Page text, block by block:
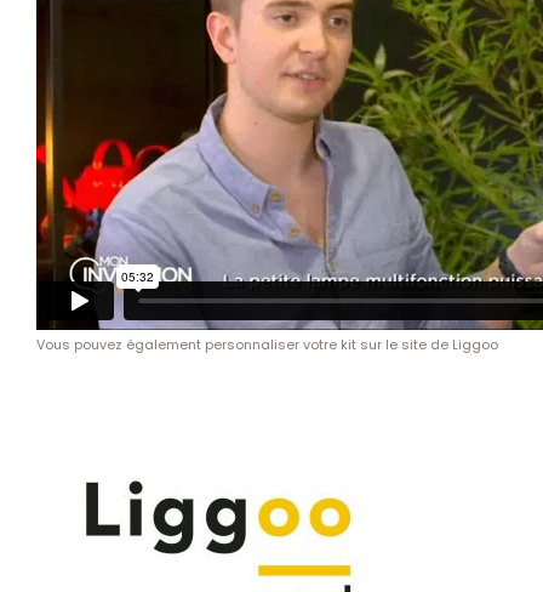
Vous pouvez également personnaliser votre kit sur le site de Liggoo